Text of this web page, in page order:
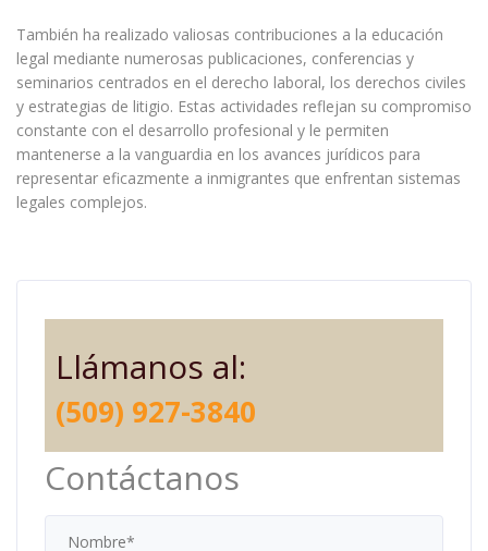
También ha realizado valiosas contribuciones a la educación
legal mediante numerosas publicaciones, conferencias y
seminarios centrados en el derecho laboral, los derechos civiles
y estrategias de litigio. Estas actividades reflejan su compromiso
constante con el desarrollo profesional y le permiten
mantenerse a la vanguardia en los avances jurídicos para
representar eficazmente a inmigrantes que enfrentan sistemas
legales complejos.
Llámanos al:
(509) 927-3840
Contáctanos